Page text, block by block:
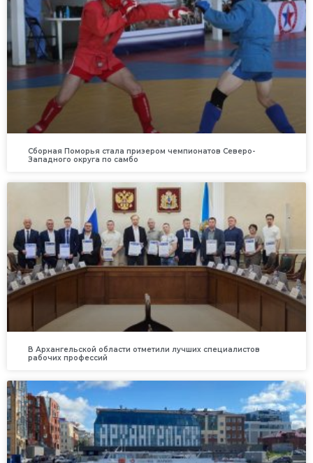
Сборная Поморья стала призером чемпионатов Северо-
Западного округа по самбо
В Архангельской области отметили лучших специалистов
рабочих профессий